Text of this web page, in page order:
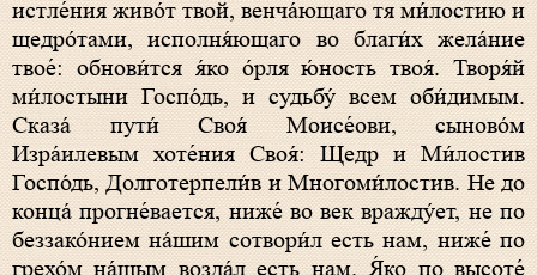
истле́ния живо́т твой, венча́ющаго тя ми́лостию и
щедро́тами, исполня́ющаго во благи́х жела́ние
твое́: обнови́тся я́ко о́рля ю́ность твоя́. Творя́й
ми́лостыни Госпо́дь, и судьбу́ всем оби́димым.
Сказа́ пути́ Своя́ Моисе́ови, сыново́м
Изра́илевым хоте́ния Своя́: Щедр и Ми́лостив
Госпо́дь, Долготерпели́в и Многоми́лостив. Не до
конца́ прогне́вается, ниже́ во век вражду́ет, не по
беззако́нием на́шим сотвори́л есть нам, ниже́ по
грехо́м на́шым возда́л есть нам. Я́ко по высоте́